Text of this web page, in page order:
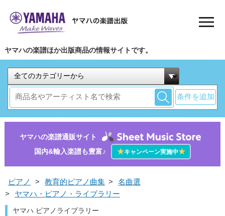
ヤマハの楽譜ほか出版商品の情報サイトです。
条件を追加
ヤマハの楽譜通販サイト
国内&輸入楽譜も豊富♪
★キャンペーン実施中★
ピアノ > 教育的ピアノ曲集 >
名曲選
>
ヤマハ・ピアノ・ライブラリー
ヤマハ ピアノライブラリー